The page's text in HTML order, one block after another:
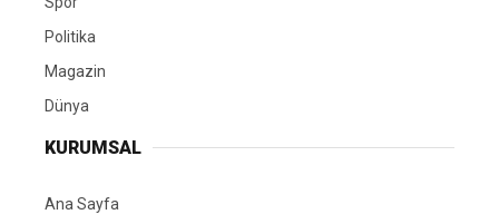
Politika
Magazin
Dünya
KURUMSAL
Ana Sayfa